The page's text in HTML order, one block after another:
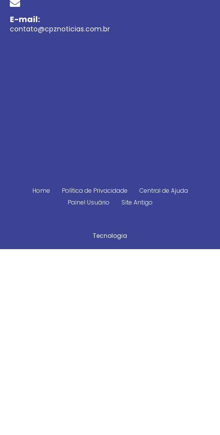
E-mail:
contato@cpznoticias.com.br
Home Política de Privacidade
Central de Ajuda
Painel Usuário
Site Antigo
Tecnologia